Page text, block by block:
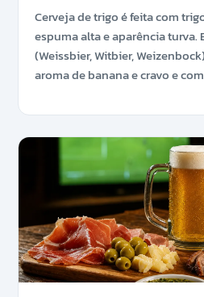
Cerveja de trigo é feita com
espuma alta e aparência turva.
(Weissbier, Witbier,
aroma de banana e cravo e